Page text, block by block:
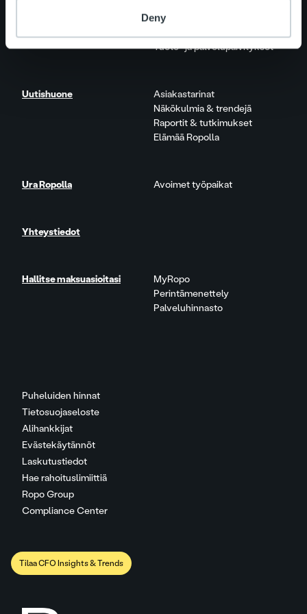
Deny
Puheluiden hinnat
Tietosuojaseloste
Alihankkijat
Evästekäytännöt
Laskutustiedot
Hae rahoituslimiittiä
Ropo Group
Compliance Center
One platform
Tuote- ja palvelupäivitykset
Uutishuone
Asiakastarinat
Näkökulmia & trendejä
Raportit & tutkimukset
Elämää Ropolla
Ura Ropolla Avoimet työpaikat
Yhteystiedot
Hallitse maksuasioitasi
MyRopo
Perintämenettely
Palveluhinnasto
Tilaa CFO Insights & Trends